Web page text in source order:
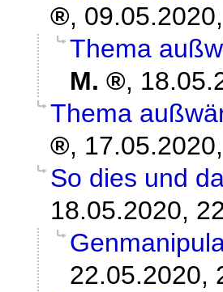
,
Thema
M.
,
Thema
,
So dies und
18.05.2020,
22.05.2020,